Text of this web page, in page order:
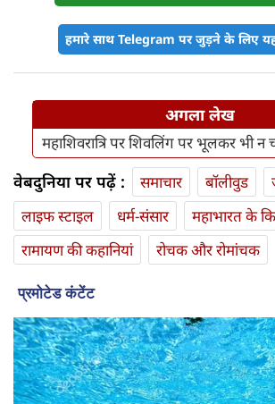
हमारे साथ Telegram पर जुड़ने के लिए
अगला लेख
महाशिवरात्रि पर शिवलिंग पर भूलकर भी
वेबदुनिया पर पढ़ें : समाचार बॉलीवुड
लाइफ स्‍टाइल
धर्म-संसार
महाभारत के
रामायण की कहानियां
रोचक और रोमांचक